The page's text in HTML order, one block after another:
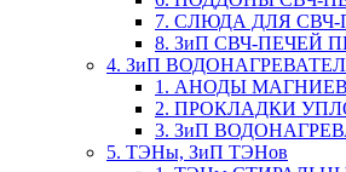
7. СЛЮДА ДЛЯ СВЧ-
8. ЗиП СВЧ-ПЕЧЕЙ
4. ЗиП
1. АНОДЫ
2. ПРОКЛАДКИ
3. ЗиП
5. ТЭНы, ЗиП ТЭНов